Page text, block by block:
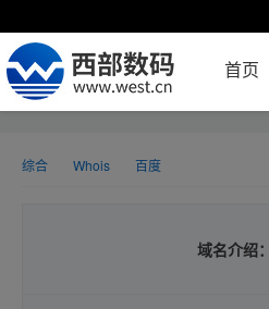
首页
综合 Whois 百度
域名介绍：